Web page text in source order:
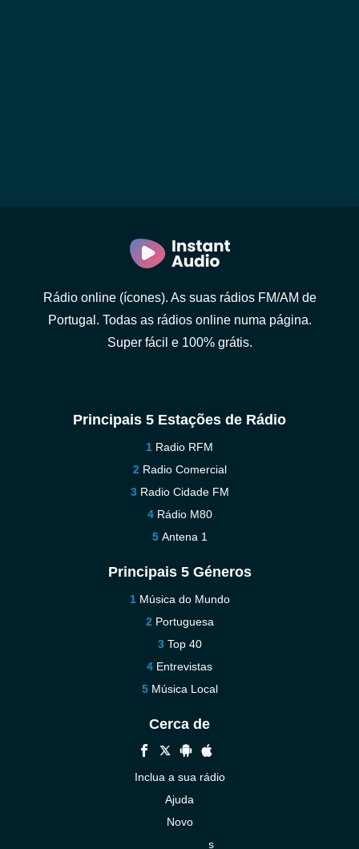
Rádio online (ícones). As suas rádios FM/AM de
Portugal. Todas as rádios online numa página.
Super fácil e 100% grátis.
Principais 5 Estações de Rádio
Radio RFM
Radio Comercial
Radio Cidade FM
Rádio M80
Antena 1
Principais 5 Géneros
Música do Mundo
Portuguesa
Top 40
Entrevistas
Música Local
Cerca de
Inclua a sua rádio
Ajuda
Novo
Contacte-nos